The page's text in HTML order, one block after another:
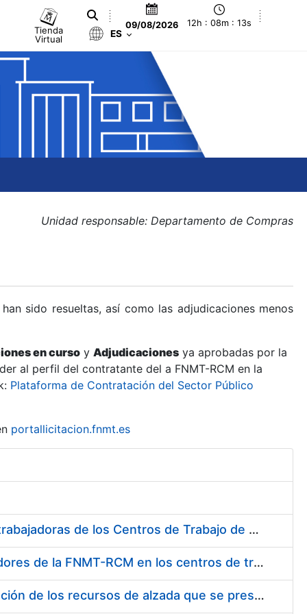
Tienda
Virtual
09/08/2026 12h : 08m : 14s
ES
Unidad responsable: Departamento de Compras
sido resueltas, así como las adjudicaciones menos
en curso y Adjudicaciones ya aprobadas por la
al perfil del contratante del a FNMT-RCM en la
Plataforma de Contratación del Sector Público
portallicitacion.fnmt.es
Suministro de Protectores Auditivos a medida para las personas trabajadoras de los Centros de Trabajo de Madrid y Burgos
Suministro de gafas graduadas antiproyecciones para los trabajadores de la FNMT-RCM en los centros de trabajo de Madrid y Burgos
Servicios de una empresa externa para el asesoramiento y resolución de los recursos de alzada que se presentan relacionados con procesos de selección para la FNMT-RCM